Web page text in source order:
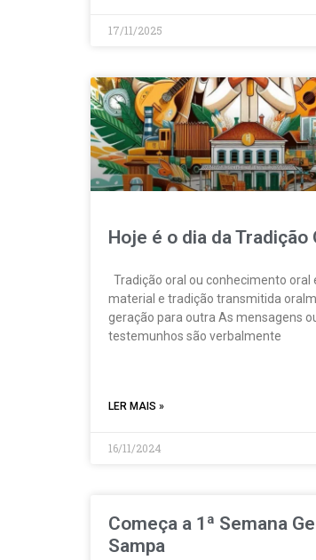
17/11/2025
Hoje é o dia da Tradição
Tradição oral ou conhecimento oral
material e tradição transmitida
geração para outra As mensagens
testemunhos são verbalmente
LER MAIS »
16/11/2024
Começa a 1ª Semana
Sampa